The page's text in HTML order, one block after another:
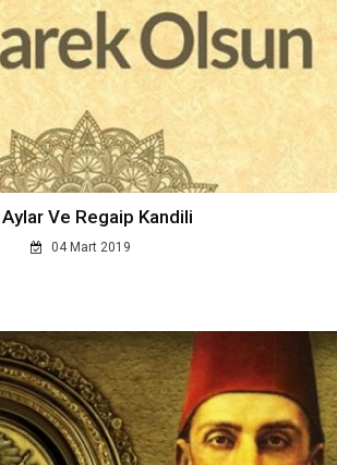
Aylar Ve Regaip Kandili
04 Mart 2019